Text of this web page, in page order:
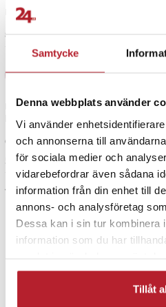
Samtycke
Denna webbplats använder
Vi använder
och annonserna till
för sociala medier och
vidarebefordrar även sådana
information från din enhet till
annons- och analysföretag
Dessa kan i sin tur kombinera
information som du har
Tillåt
Lite stor och klumpigt
8 månader sedan
DM
Riktigt bra produkt med flera laddare
billig. Jättenöjd med den.
Översatt från danska • Visa original
5 månader sedan
Visa fler recensioner